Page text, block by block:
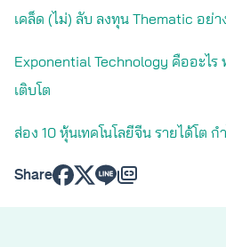
เคล็ด (ไม่) ลับ ลงทุน Thematic อย่
Exponential Technology คืออะไร
เติบโต
ส่อง 10 หุ้นเทคโนโลยีจีน รายได้โต
Share